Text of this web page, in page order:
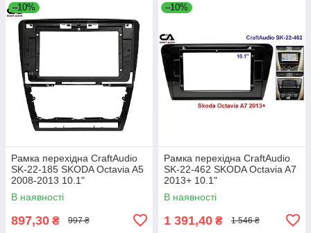
–10%
Рамка перехідна CraftAudio
SK-22-185 SKODA Octavia A5
2008-2013 10.1"
В наявності
897,30 ₴ 997 ₴
–10%
Рамка перехідна CraftAudio
SK-22-462 SKODA Octavia A7
2013+ 10.1"
В наявності
1 391,40 ₴ 1 546 ₴